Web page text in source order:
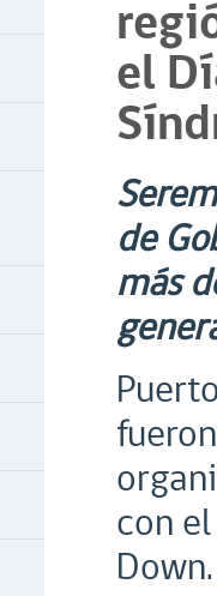
el
de
más
con
Down.